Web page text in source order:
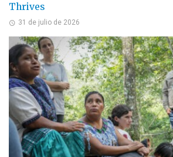
Thrives
31 de julio de 2026